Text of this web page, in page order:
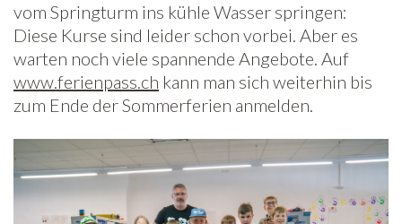
vom Springturm ins kühle Wasser springen:
Diese Kurse sind leider schon vorbei. Aber es
warten noch viele spannende Angebote. Auf
www.ferienpass.ch kann man sich weiterhin bis
zum Ende der Sommerferien anmelden.